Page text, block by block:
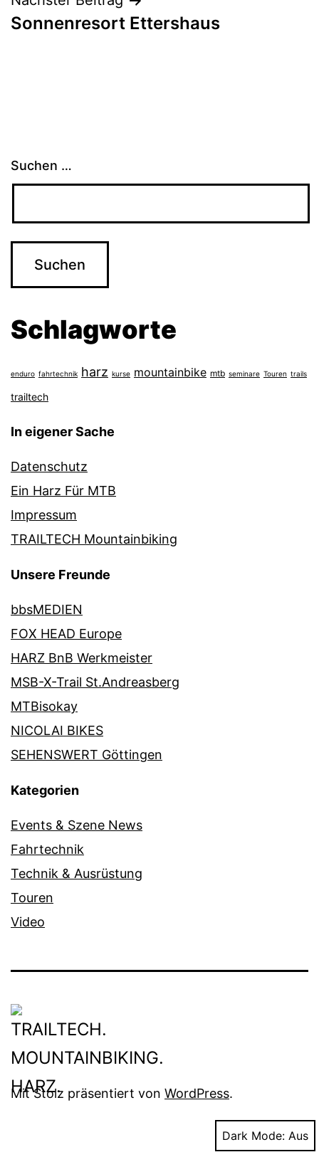
Sonnenresort Ettershaus
Suchen …
Schlagworte
enduro fahrtechnik harz kurse mountainbike mtb seminare Touren trails
trailtech
In eigener Sache
Datenschutz
Ein Harz Für MTB
Impressum
TRAILTECH Mountainbiking
Unsere Freunde
bbsMEDIEN
FOX HEAD Europe
HARZ BnB Werkmeister
MSB-X-Trail St.Andreasberg
MTBisokay
NICOLAI BIKES
SEHENSWERT Göttingen
Kategorien
Events & Szene News
Fahrtechnik
Technik & Ausrüstung
Touren
Video
Mit Stolz präsentiert von WordPress.
Dark Mode: